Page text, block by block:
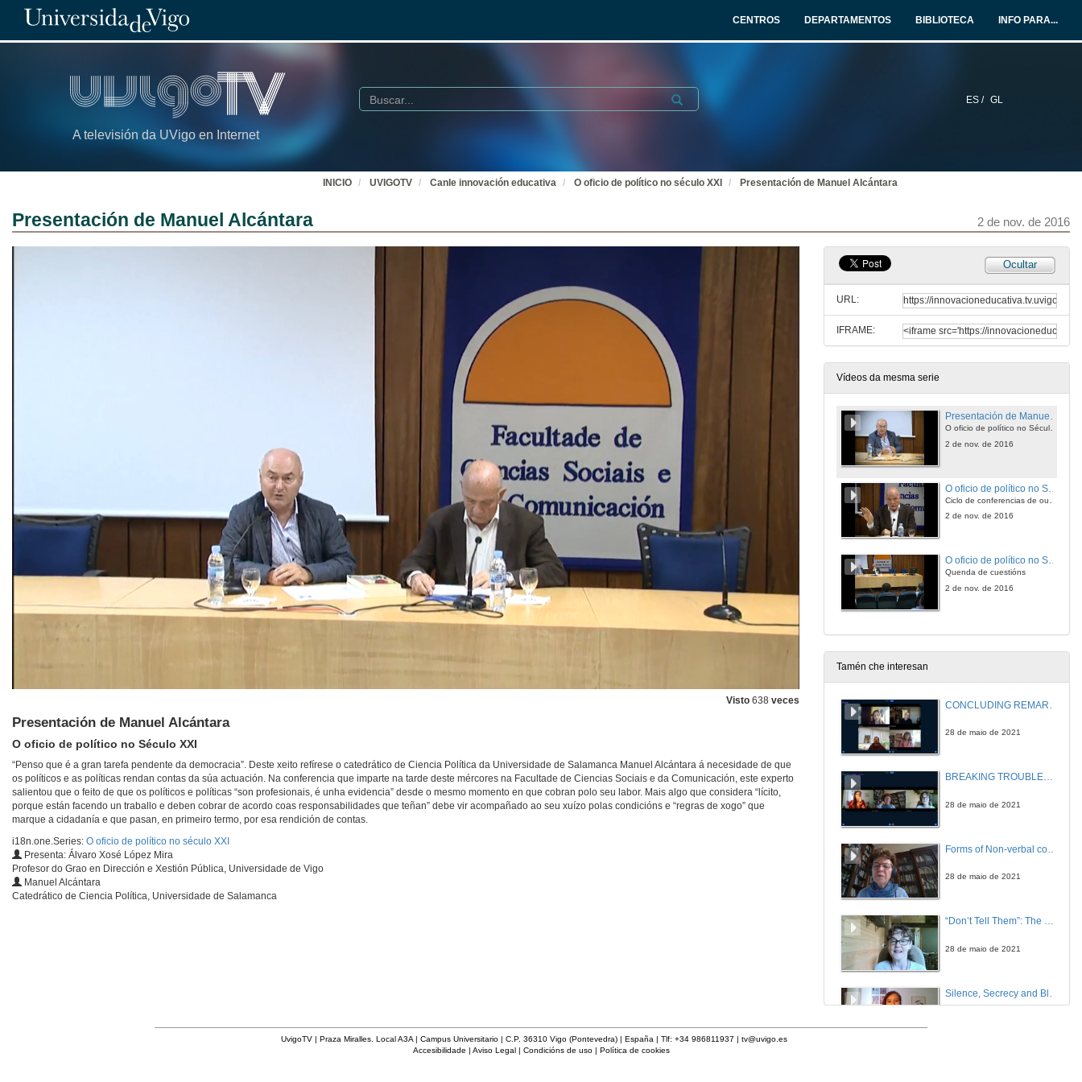
CENTROS DEPARTAMENTOS BIBLIOTECA INFO PARA...
A televisión da UVigo en Internet
ES / GL
Buscar Submit
INICIO UVIGOTV Canle innovación educativa O oficio de político no século XXI Presentación de Manuel Alcántara
Presentación de Manuel Alcántara 2 de nov. de 2016
Visto 638 veces
Presentación de Manuel Alcántara
O oficio de político no Século XXI
“Penso que é a gran tarefa pendente da democracia”. Deste xeito refírese o catedrático de Ciencia Política da Universidade de Salamanca Manuel Alcántara á necesidade de que
os políticos e as políticas rendan contas da súa actuación. Na conferencia que imparte na tarde deste mércores na Facultade de Ciencias Sociais e da Comunicación, este experto
salientou que o feito de que os políticos e políticas “son profesionais, é unha evidencia” desde o mesmo momento en que cobran polo seu labor. Mais algo que considera “lícito,
porque están facendo un traballo e deben cobrar de acordo coas responsabilidades que teñan” debe vir acompañado ao seu xuízo polas condicións e “regras de xogo” que
marque a cidadanía e que pasan, en primeiro termo, por esa rendición de contas.
i18n.one.Series: O oficio de político no século XXI
Presenta: Álvaro Xosé López Mira
Profesor do Grao en Dirección e Xestión Pública, Universidade de Vigo
Manuel Alcántara
Catedrático de Ciencia Política, Universidade de Salamanca
Ocultar
URL:
IFRAME:
Vídeos da mesma serie
Presentación de Manuel Alcántara
O oficio de político no Século XXI
2 de nov. de 2016
Ciclo de conferencias de outono promovido polo Observatorio da Gobernanza G3-Área de Ciencia Política e da Administración.
2 de nov. de 2016
O oficio de político no Século XXI. Quenda de cuestións
Quenda de cuestións
2 de nov. de 2016
Tamén che interesan
28 de maio de 2021
BREAKING TROUBLED SILENCES. Questions
28 de maio de 2021
28 de maio de 2021
“Don’t Tell Them”: The Strategy of Silence in Anna Burns’ Milkman
28 de maio de 2021
UvigoTV | Praza Miralles. Local A3A | Campus Universitario | C.P. 36310 Vigo (Pontevedra) | España | Tlf: +34 986811937 | tv@uvigo.es
Accesibilidade | Aviso Legal| Condicións de uso| Política de cookies